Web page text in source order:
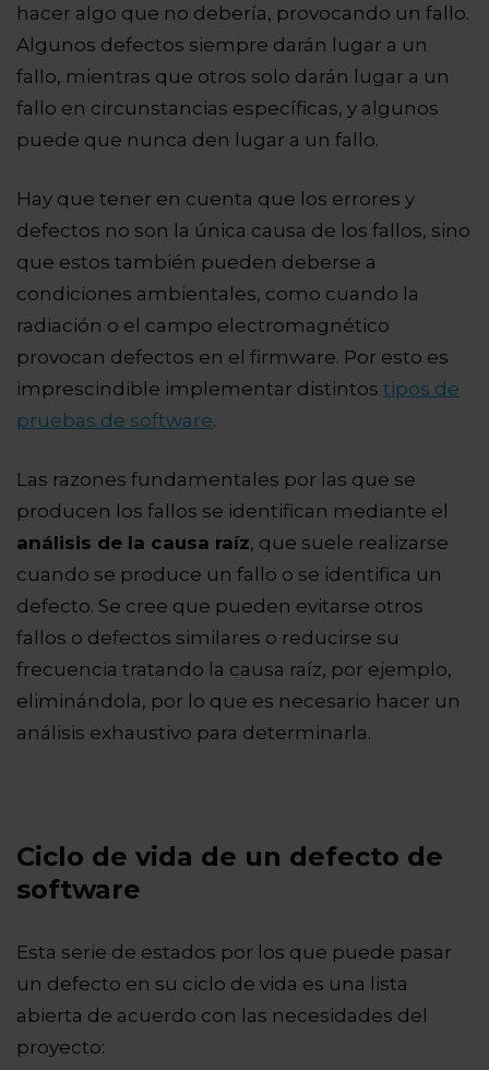
hacer algo que no debería, provocando un fallo.
Algunos defectos siempre darán lugar a un
fallo, mientras que otros solo darán lugar a un
fallo en circunstancias específicas, y algunos
puede que nunca den lugar a un fallo.
Hay que tener en cuenta que los errores y
defectos no son la única causa de los fallos, sino
que estos también pueden deberse a
condiciones ambientales, como cuando la
radiación o el campo electromagnético
provocan defectos en el firmware. Por esto es
imprescindible implementar distintos tipos de
pruebas de software.
Las razones fundamentales por las que se
producen los fallos se identifican mediante el
análisis de la causa raíz, que suele realizarse
cuando se produce un fallo o se identifica un
defecto. Se cree que pueden evitarse otros
fallos o defectos similares o reducirse su
frecuencia tratando la causa raíz, por ejemplo,
eliminándola, por lo que es necesario hacer un
análisis exhaustivo para determinarla.
Ciclo de vida de un defecto de
software
Esta serie de estados por los que puede pasar
un defecto en su ciclo de vida es una lista
abierta de acuerdo con las necesidades del
proyecto: